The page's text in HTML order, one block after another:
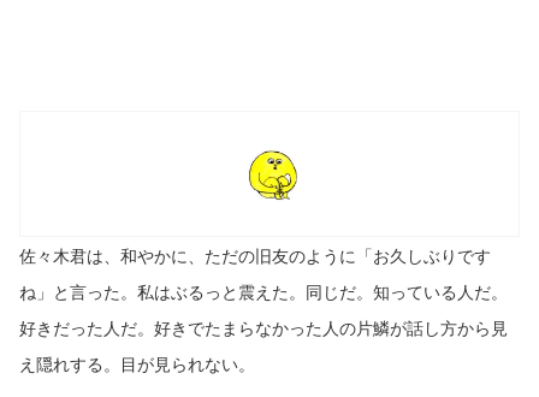
佐々木君は、和やかに、ただの旧友のように「お久しぶりです
ね」と言った。私はぶるっと震えた。同じだ。知っている人だ。
好きだった人だ。好きでたまらなかった人の片鱗が話し方から見
え隠れする。目が見られない。